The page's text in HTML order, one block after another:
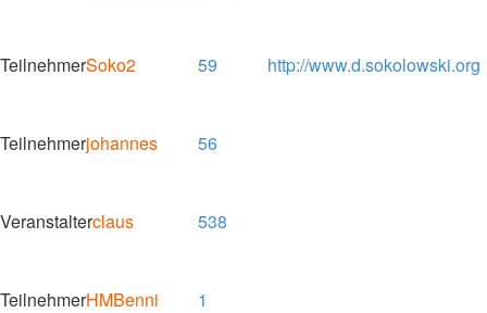
TeilnehmerSoko2 59 http://www.d.sokolowski.org
Teilnehmerjohannes 56
Veranstalterclaus 538
TeilnehmerHMBenni 1